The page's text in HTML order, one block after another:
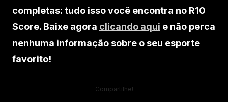
completas: tudo isso você encontra no R10
Score. Baixe agora clicando aqui e não perca
nenhuma informação sobre o seu esporte
favorito!
Compartilhe!